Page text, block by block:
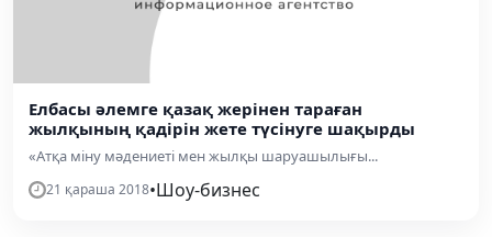
Елбасы әлемге қазақ жерінен тараған
жылқының қадірін жете түсінуге шақырды
«Атқа міну мәдениеті мен жылқы шаруашылығы...
21 қараша 2018•Шоу-бизнес